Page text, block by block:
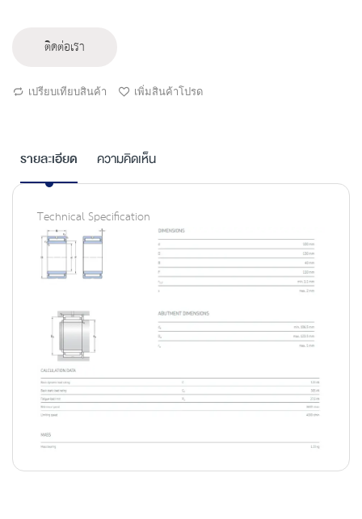
ติดต่อเรา
เปรียบเทียบสินค้า เพิ่มสินค้าโปรด
รายละเอียด
Technical Specification
ความคิดเห็น